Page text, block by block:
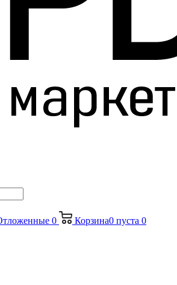
0 Корзина0 пуста 0